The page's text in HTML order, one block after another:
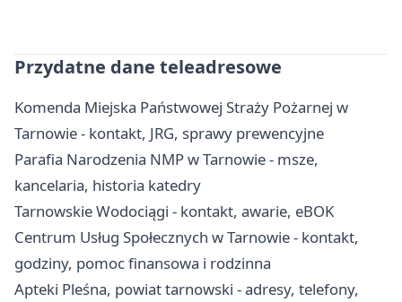
Przydatne dane teleadresowe
Komenda Miejska Państwowej Straży Pożarnej w
Tarnowie - kontakt, JRG, sprawy prewencyjne
Parafia Narodzenia NMP w Tarnowie - msze,
kancelaria, historia katedry
Tarnowskie Wodociągi - kontakt, awarie, eBOK
Centrum Usług Społecznych w Tarnowie - kontakt,
godziny, pomoc finansowa i rodzinna
Apteki Pleśna, powiat tarnowski - adresy, telefony,